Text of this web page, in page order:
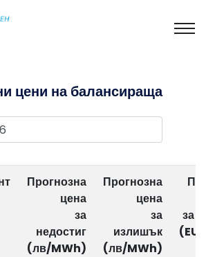
цени на балансираща
Прогнозна
цена
за
недостиг
(лв/MWh)
Прогнозна
цена
за
излишък
(лв/MWh)
за